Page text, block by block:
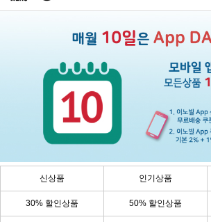
신상품 인기상품
30% 할인상품 50% 할인상품